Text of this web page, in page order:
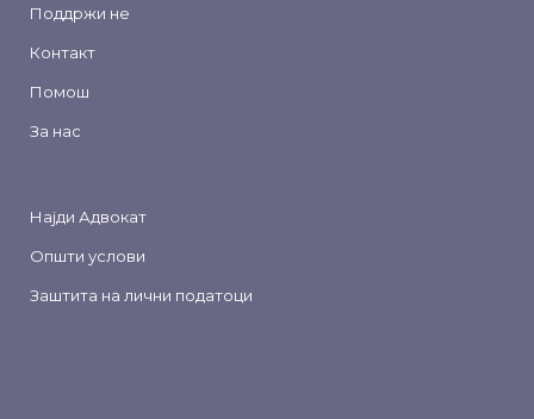
Поддржи не
Контакт
Помош
За нас
Најди Адвокат
Општи услови
Заштита на лични податоци